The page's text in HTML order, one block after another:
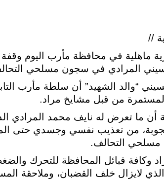
//
ماهلية في محافظة مأرب اليوم
المرادي في سجون مسلحي
“والد الشهيد” أن سلطة مأرب
المستمرة من قبل مشايخ مراد.
أن ما تعرض له نايف محمد المرادي
من تعذيب نفسي وجسدي حتى
مسلحي التحالف.
وكافة قبائل المحافظة للتحرك
لايزال خلف القضبان، وملاحقة